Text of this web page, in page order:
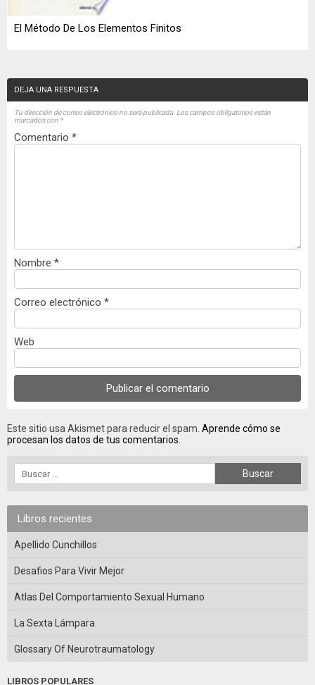
El Método De Los Elementos Finitos
DEJA UNA RESPUESTA
Tu dirección de correo electrónico no será publicada. Los campos obligatorios están
marcados con *
Comentario *
Nombre *
Correo electrónico *
Web
Este sitio usa Akismet para reducir el spam. Aprende cómo se
procesan los datos de tus comentarios.
Libros recientes
Apellido Cunchillos
Desafios Para Vivir Mejor
Atlas Del Comportamiento Sexual Humano
La Sexta Lámpara
Glossary Of Neurotraumatology
LIBROS POPULARES